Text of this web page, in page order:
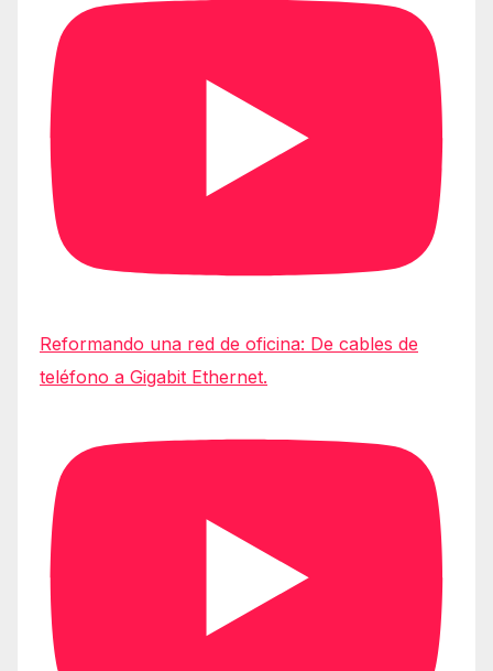
Reformando una red de oficina: De cables de
teléfono a Gigabit Ethernet.